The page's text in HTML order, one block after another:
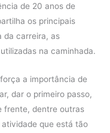
de 20 anos de
os principais
da carreira, as
na caminhada.
a importância de
dar o primeiro passo,
frente, dentre outras
que está tão